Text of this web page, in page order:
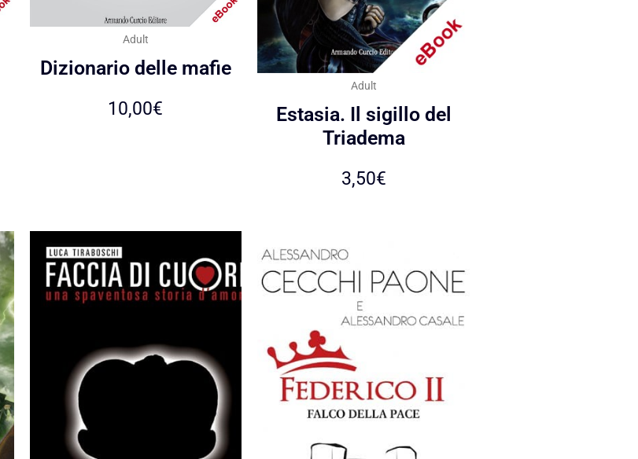
Adult
Dizionario delle mafie
10,00€
Adult
Estasia. Il sigillo del
Triadema
3,50€